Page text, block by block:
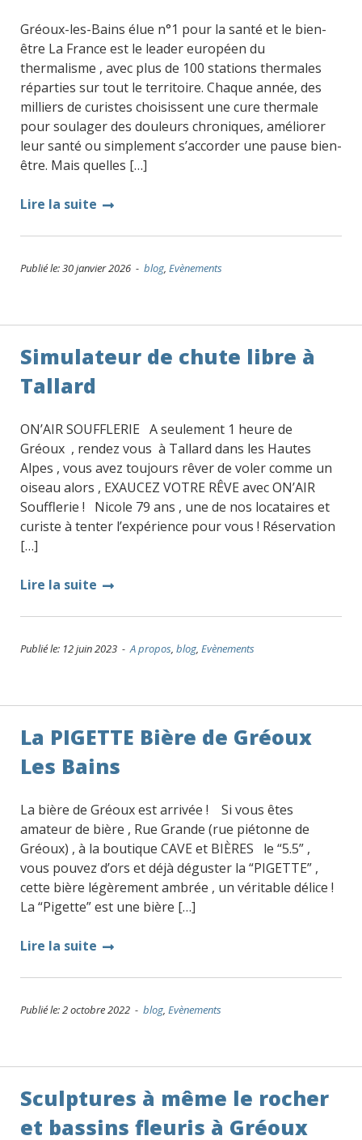
Gréoux-les-Bains élue n°1 pour la santé et le bien-
être La France est le leader européen du
thermalisme , avec plus de 100 stations thermales
réparties sur tout le territoire. Chaque année, des
milliers de curistes choisissent une cure thermale
pour soulager des douleurs chroniques, améliorer
leur santé ou simplement s’accorder une pause bien-
être. Mais quelles […]
Lire la suite
Publié le: 30 janvier 2026 - blog, Evènements
Simulateur de chute libre à
Tallard
ON’AIR SOUFFLERIE A seulement 1 heure de
Gréoux , rendez vous à Tallard dans les Hautes
Alpes , vous avez toujours rêver de voler comme un
oiseau alors , EXAUCEZ VOTRE RÊVE avec ON’AIR
Soufflerie ! Nicole 79 ans , une de nos locataires et
curiste à tenter l’expérience pour vous ! Réservation
[…]
Lire la suite
Publié le: 12 juin 2023 -A propos, blog, Evènements
La PIGETTE Bière de Gréoux
Les Bains
La bière de Gréoux est arrivée ! Si vous êtes
amateur de bière , Rue Grande (rue piétonne de
Gréoux) , à la boutique CAVE et BIÈRES le “5.5” ,
vous pouvez d’ors et déjà déguster la “PIGETTE” ,
cette bière légèrement ambrée , un véritable délice !
La “Pigette” est une bière […]
Lire la suite
Publié le: 2 octobre 2022 - blog, Evènements
Sculptures à même le rocher
et bassins fleuris à Gréoux